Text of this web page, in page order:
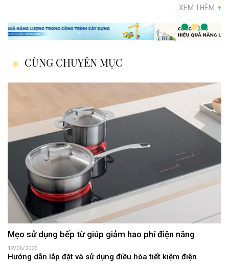
XEM THÊM +
CÙNG CHUYÊN MỤC
Mẹo sử dụng bếp từ giúp giảm hao phí điện năng
12/06/2026
Hướng dẫn lắp đặt và sử dụng điều hòa tiết kiệm điện